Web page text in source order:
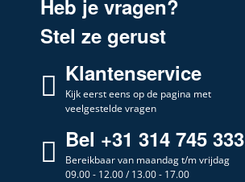
Heb je vragen?
Stel ze gerust
Klantenservice
Kijk eerst eens op de pagina met
veelgestelde vragen
Bel +31 314 745 333
Bereikbaar van maandag t/m vrijdag
09.00 - 12.00 / 13.00 - 17.00